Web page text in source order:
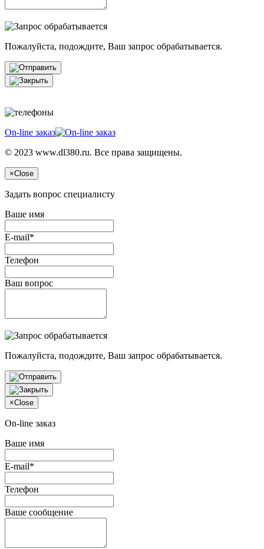
Пожалуйста, подождите, Ваш запрос обрабатывается.
On-line заказ
© 2023 www.dl380.ru. Все права защищены.
×Close
Задать вопрос специалисту
Ваше имя
E-mail*
Телефон
Ваш вопрос
Пожалуйста, подождите, Ваш запрос обрабатывается.
×Close
On-line заказ
Ваше имя
E-mail*
Телефон
Ваше сообщение